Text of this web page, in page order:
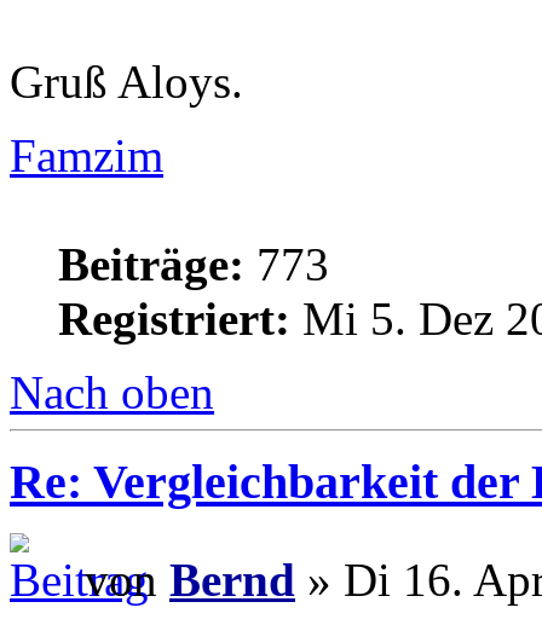
Gruß Aloys.
Famzim
Beiträge: 773
Registriert: Mi 5. Dez
Nach oben
Re: Vergleichbarkeit der
von Bernd » Di 16.